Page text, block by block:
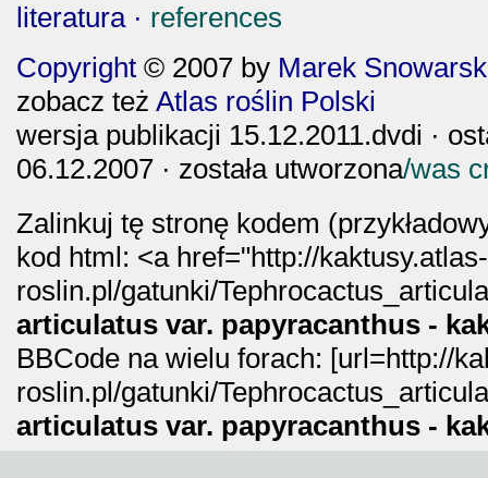
literatura · references
Copyright © 2007 by Marek
zobacz teżAtlas roślin Polski
wersja publikacji 15.12.2011.dvdi ·
06.12.2007 · została utworzona/was
Zalinkuj tę stronę kodem
kod html: <a href="http://kaktusy.atlas-
roslin.pl/gatunki/
articulatus var. papyracanthus -
BBCode na wielu forach: [url=http://
roslin.pl/gatunki/
articulatus var. papyracanthus -